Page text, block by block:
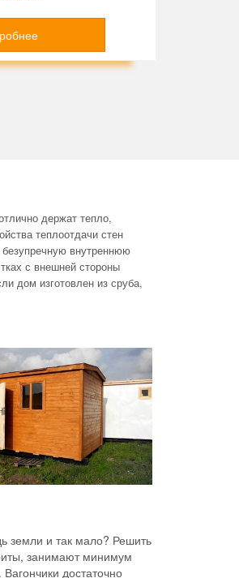
держат тепло,
теплоотдачи стен
внутреннюю
с внешней стороны
дом изготовлен из сруба,
земли и так мало? Решить
занимают минимум
достаточно